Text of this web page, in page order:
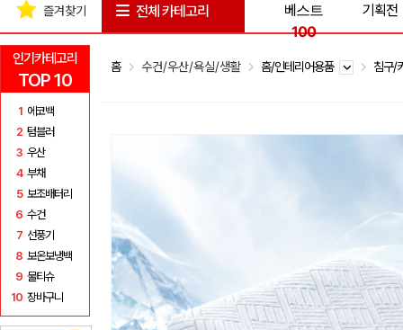
인기카테고리
TOP 10
1 에코백
2 텀블러
3 우산
4 부채
5 보조배터리
6 수건
7 선풍기
8 보온보냉백
9 물티슈
10 장바구니
즐겨찾기 전체 카테고리
베스트
100
기획전
홈 수건/우산/욕실/생활 홈/인테리어용품 침구/